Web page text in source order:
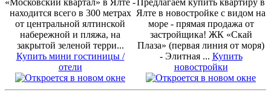
находится всего в 300 метрах
от центральной ялтинской
набережной и пляжа, на
закрытой зеленой терри...
Купить мини гостиницы /
отели
Ялте в новостройке с видом на
море - прямая продажа от
застройщика! ЖК «Скай
Плаза» (первая линия от моря)
- Элитная ... Купить
новостройки